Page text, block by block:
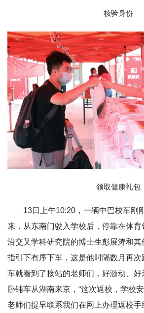
核验身份
领取健康礼包
13日上午10:20，一辆中巴校车刚
来，从东南门驶入学校后，停靠在体
沿交叉学科研究院的博士生彭展涛和
指引下有序下车，这是他时隔数月再次
车就看到了接站的老师们，好激动、好
卧铺车从湖南来京，“这次返校，学校
老师们提早联系我们在网上办理返校手